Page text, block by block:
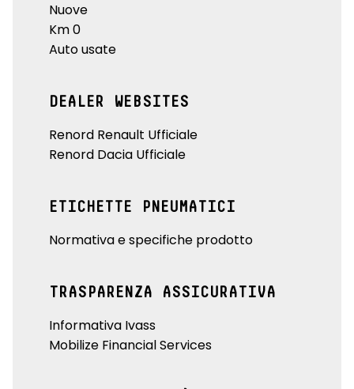
Nuove
Km 0
Auto usate
DEALER WEBSITES
Renord Renault Ufficiale
Renord Dacia Ufficiale
ETICHETTE PNEUMATICI
Normativa e specifiche prodotto
TRASPARENZA ASSICURATIVA
Informativa Ivass
Mobilize Financial Services